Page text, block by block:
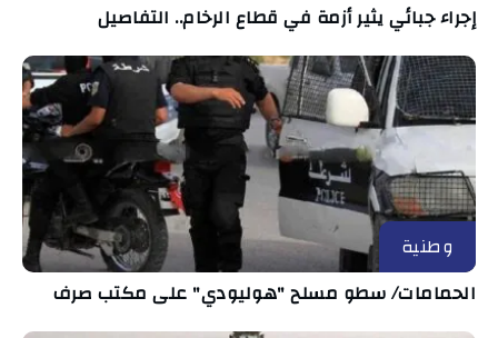
إجراء جبائي يثير أزمة في قطاع الرخام.. التفاصيل
وطنية
الحمامات/ سطو مسلح "هوليودي" على مكتب صرف